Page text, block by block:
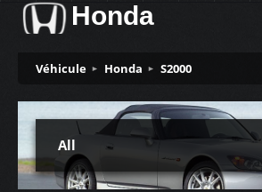
Honda
Véhicule Honda S2000
All